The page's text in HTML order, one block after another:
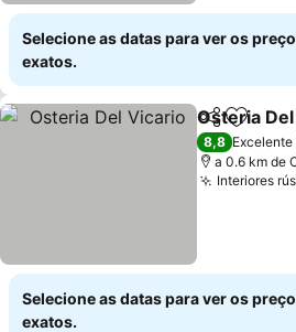
Selecione as datas para ver os
exatos.
Partilhar
Osteria
8,8 Excelente
a 0.6 km de
Interiores
Selecione as datas para ver os
exatos.